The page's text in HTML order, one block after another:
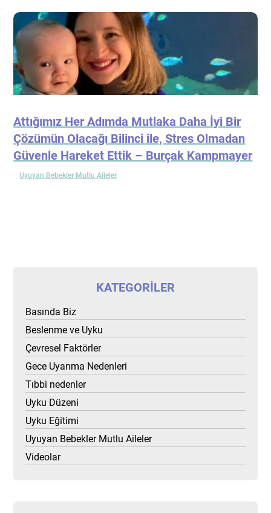
Attığımız Her Adımda Mutlaka Daha İyi Bir
Çözümün Olacağı Bilinci ile, Stres Olmadan
Güvenle Hareket Ettik – Burçak Kampmayer
Uyuyan Bebekler Mutlu Aileler
KATEGORILER
Basında Biz
Beslenme ve Uyku
Çevresel Faktörler
Gece Uyanma Nedenleri
Tıbbi nedenler
Uyku Düzeni
Uyku Eğitimi
Uyuyan Bebekler Mutlu Aileler
Videolar